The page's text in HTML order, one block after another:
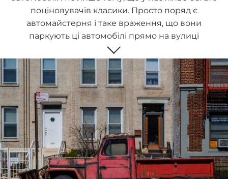
поціновувачів класики. Просто поряд є
автомайстерня і таке враження, що вони
паркують ці автомобілі прямо на вулиці